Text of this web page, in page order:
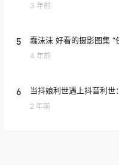
3 年前
5 蠢沫沫 好看的摄影图集 “
4 年前
6 当抖娘利世遇上抖音利世
2 年前